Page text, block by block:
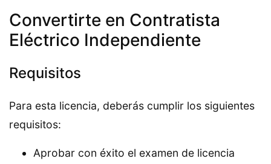
Convertirte en Contratista
Eléctrico Independiente
Requisitos
Para esta licencia, deberás cumplir los siguientes
requisitos:
Aprobar con éxito el examen de licencia